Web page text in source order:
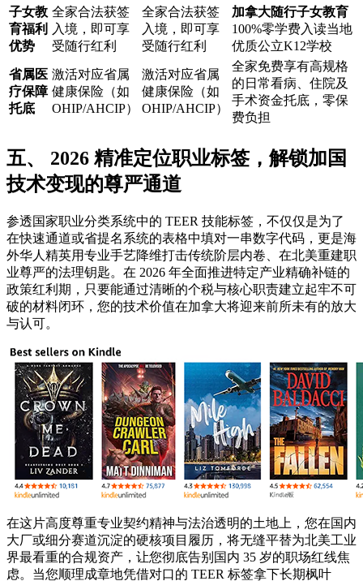
子女教
育福利
优势
全家合法获签
入境，即可享
受随行红利
全家合法获签
入境，即可享
受随行红利
加拿大随行子女教育
100%零学费入读当地
优质公立K12学校
省属医
疗保障
托底
激活对应省属
健康保险（如
OHIP/AHCIP）
激活对应省属
健康保险（如
OHIP/AHCIP）
全家免费享有高规格
的日常看病、住院及
手术资金托底，零保
费负担
五、 2026 精准定位职业标签，解锁加国
技术变现的尊严通道
参透国家职业分类系统中的 TEER 技能标签，不仅仅是为了
在快速通道或省提名系统的表格中填对一串数字代码，更是海
外华人精英用专业手艺降维打击传统阶层内卷、在北美重建职
业尊严的法理钥匙。在 2026 年全面推进特定产业精确补链的
政策红利期，只要能通过清晰的个税与核心职责建立起牢不可
破的材料闭环，您的技术价值在加拿大将迎来前所未有的放大
与认可。
在这片高度尊重专业契约精神与法治透明的土地上，您在国内
大厂或细分赛道沉淀的硬核项目履历，将无缝平替为北美工业
界最看重的合规资产，让您彻底告别国内 35 岁的职场红线焦
虑。当您顺理成章地凭借对口的 TEER 标签拿下长期枫叶